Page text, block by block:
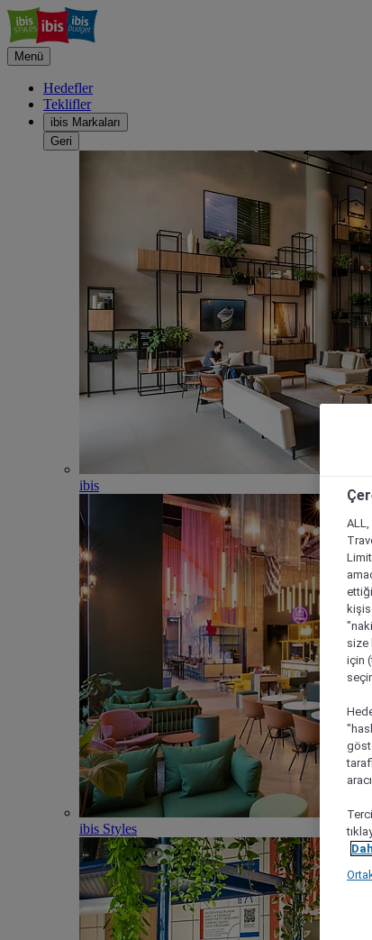
Menü
Hedefler
Teklifler
ibis Markaları
Geri
ibis
ibis Styles
size
için